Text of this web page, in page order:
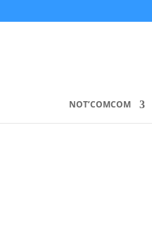
NOT’COMCOM